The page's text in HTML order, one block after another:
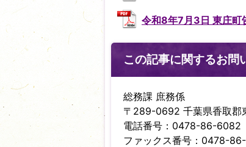
令和8年7月3日 東庄
この記事に関するお問
総務課 庶務係
〒289-0692 千葉県香取郡
電話番号：0478-86-6082
ファックス番号：0478-